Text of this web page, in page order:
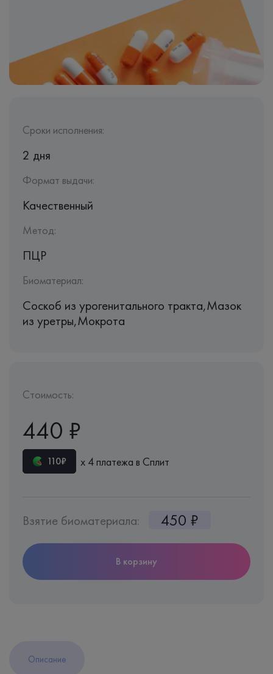
Сроки исполнения:
2 дня
Формат выдачи:
Качественный
Метод:
ПЦР
Биоматериал:
Соскоб из урогенитального тракта,Мазок
из уретры,Мокрота
Стоимость:
440 ₽
110₽ х 4 платежа в Сплит
Взятие биоматериала: 450 ₽
В корзину
Описание